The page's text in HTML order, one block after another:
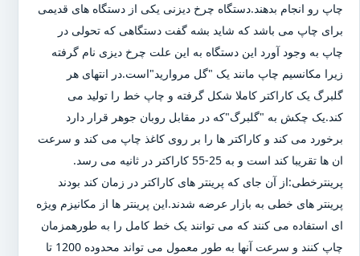
چاپ رو انجام بدهند.دستگاه چرخ دیزنی یکی از دستگاه های قدیمی
برای چاپ می باشد که شاید بشه گفت دستگاهی که تحولی در
چاپ به وجود آورد این دستگاه به این علت چرخ دیزی نام گرفته
زیرا مکانسیم چاپ مانند یک "گل مروارید"است.در انتهای هر
گلبرگ یک کاراکتر کاملا شکل گرفته و چاپ خط را تولید می
کند.یک چکش به "گلبرگ"که در مقابل روبان جوهر قرار دارد
برخورد می کند و کاراکتر ها را بر روی کاغذ چاپ می کند و سرعت
ان ها تقریبا کند است و به 25-55 کاراکتر در ثانیه می رسد.
پرینترخطی:از آن جای که پرینتر های کاراکتر در زمان کند بودند
پرینتر های خطی به بازار عرضه شدند.این پرینتر ها از مکانیزم ویژه
ای استفاده می کنند که می توانند یک خط کامل را به طورهمزمان
چاپ کنند و سرعت آنها به طور معمول می تواند محدوده 1200 تا